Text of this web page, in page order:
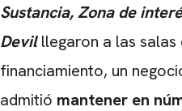
Sustancia, Zona de
Devil llegaron a las
financiamiento, un
admitió mantener en